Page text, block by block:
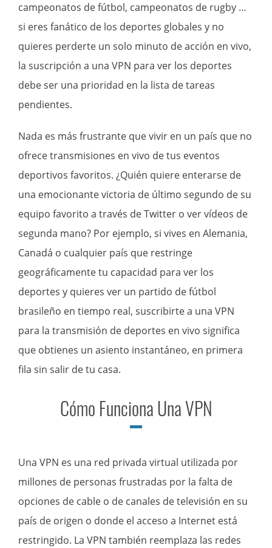
campeonatos de fútbol, campeonatos de rugby …
si eres fanático de los deportes globales y no
quieres perderte un solo minuto de acción en vivo,
la suscripción a una VPN para ver los deportes
debe ser una prioridad en la lista de tareas
pendientes.
Nada es más frustrante que vivir en un país que no
ofrece transmisiones en vivo de tus eventos
deportivos favoritos. ¿Quién quiere enterarse de
una emocionante victoria de último segundo de su
equipo favorito a través de Twitter o ver vídeos de
segunda mano? Por ejemplo, si vives en Alemania,
Canadá o cualquier país que restringe
geográficamente tu capacidad para ver los
deportes y quieres ver un partido de fútbol
brasileño en tiempo real, suscribirte a una VPN
para la transmisión de deportes en vivo significa
que obtienes un asiento instantáneo, en primera
fila sin salir de tu casa.
Cómo Funciona Una VPN
Una VPN es una red privada virtual utilizada por
millones de personas frustradas por la falta de
opciones de cable o de canales de televisión en su
país de origen o donde el acceso a Internet está
restringido. La VPN también reemplaza las redes